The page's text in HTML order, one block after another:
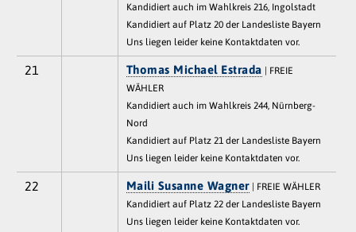
Kandidiert auch im Wahlkreis 216, Ingolstadt
Kandidiert auf Platz 20 der Landesliste Bayern
Uns liegen leider keine Kontaktdaten vor.
21 Thomas Michael Estrada | FREIE
WÄHLER
Kandidiert auch im Wahlkreis 244, Nürnberg-
Nord
Kandidiert auf Platz 21 der Landesliste Bayern
Uns liegen leider keine Kontaktdaten vor.
22 Maili Susanne Wagner| FREIE WÄHLER
Kandidiert auf Platz 22 der Landesliste Bayern
Uns liegen leider keine Kontaktdaten vor.